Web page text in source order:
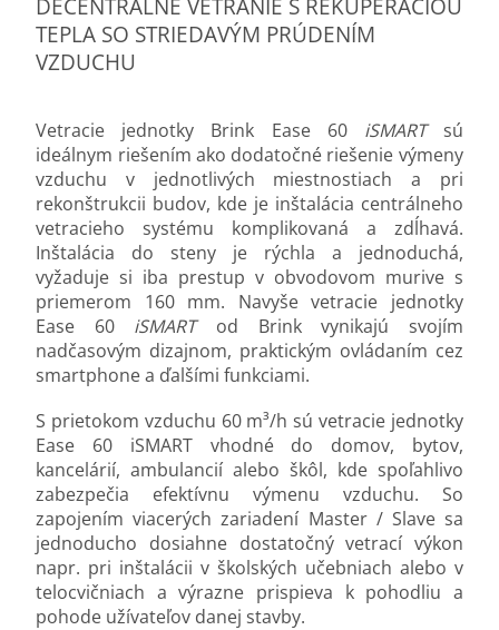
DECENTRÁLNE VETRANIE S REKUPERÁCIOU
TEPLA SO STRIEDAVÝM PRÚDENÍM
VZDUCHU
Vetracie jednotky Brink Ease 60 iSMARTsú
ideálnym riešením ako dodatočné riešenie výmeny
vzduchu v jednotlivých miestnostiach a pri
rekonštrukcii budov, kde je inštalácia centrálneho
vetracieho systému komplikovaná a zdĺhavá.
Inštalácia do steny je rýchla a jednoduchá,
vyžaduje si iba prestup v obvodovom murive s
priemerom 160 mm. Navyše vetracie jednotky
Ease 60 iSMARTod Brink vynikajú svojím
nadčasovým dizajnom, praktickým ovládaním cez
smartphone a ďalšími funkciami.
S prietokom vzduchu 60 m³/h sú vetracie jednotky
Ease 60 iSMART vhodné do domov, bytov,
kancelárií, ambulancií alebo škôl, kde spoľahlivo
zabezpečia efektívnu výmenu vzduchu. So
zapojením viacerých zariadení Master / Slave sa
jednoducho dosiahne dostatočný vetrací výkon
napr. pri inštalácii v školských učebniach alebo v
telocvičniach a výrazne prispieva k pohodliu a
pohode užívateľov danej stavby.